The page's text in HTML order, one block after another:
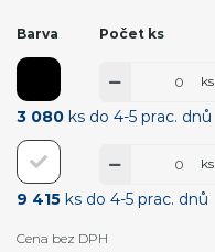
Barva Počet ks
3 080 ks do 4-5 prac. dnů
ks
9 415 ks do 4-5 prac. dnů
ks
Cena bez DPH